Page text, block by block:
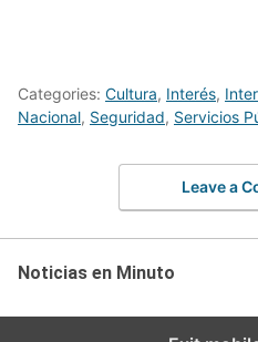
Categories: Cultura, Interés,
Nacional, Seguridad, Servicios
Leave a
Noticias en Minuto